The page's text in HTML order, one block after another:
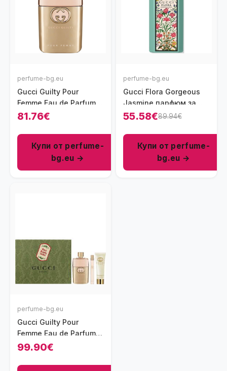
perfume-bg.eu
Gucci Guilty Pour
Femme Eau de Parfum
парфюм за жени 50 мл
81.76€
Купи от perfume-
bg.eu →
perfume-bg.eu
Gucci Flora Gorgeous
Jasmine парфюм за
жени 50 мл - EDP
55.58€89.94€
Купи от perfume-
bg.eu →
perfume-bg.eu
Gucci Guilty Pour
Femme Eau de Parfum
комплект 3 части 90
99.90€